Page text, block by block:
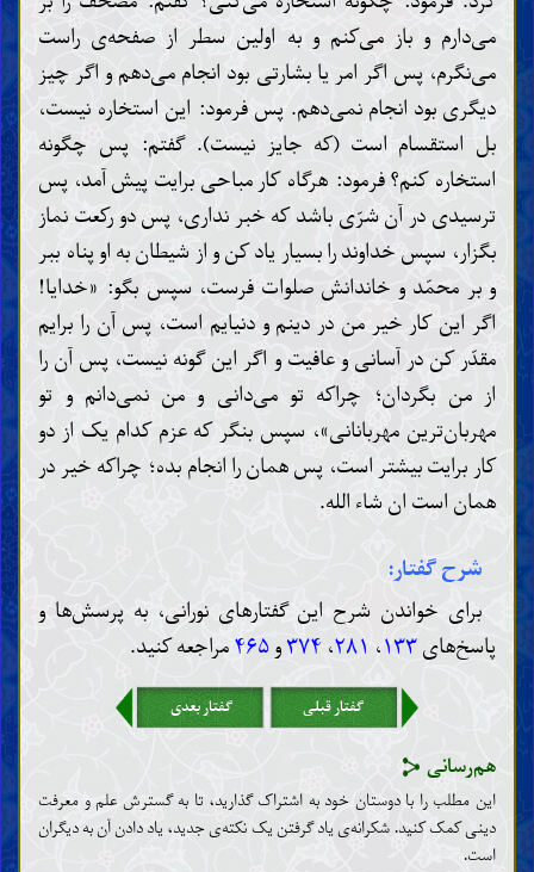
می‌دارم و باز می‌کنم و به اولین سطر از صفحه‌ی راست
می‌نگرم، پس اگر امر یا بشارتی بود انجام می‌دهم و اگر چیز
دیگری بود انجام نمی‌دهم. پس فرمود: این استخاره نیست،
بل استقسام است (که جایز نیست). گفتم: پس چگونه
استخاره کنم؟ فرمود: هرگاه کار مباحی برایت پیش آمد، پس
ترسیدی در آن شرّی باشد که خبر نداری، پس دو رکعت نماز
بگزار، سپس خداوند را بسیار یاد کن و از شیطان به او پناه ببر
و بر محمّد و خاندانش صلوات فرست، سپس بگو: «خدایا!
اگر این کار خیر من در دینم و دنیایم است، پس آن را برایم
مقدّر کن در آسانی و عافیت و اگر این گونه نیست، پس آن را
از من بگردان؛ چراکه تو می‌دانی و من نمی‌دانم و تو
مهربان‌ترین مهربانانی»، سپس بنگر که عزم کدام یک از دو
کار برایت بیشتر است، پس همان را انجام بده؛ چراکه خیر در
همان است ان شاء الله.
شرح گفتار:
برای خواندن شرح این گفتارهای نورانی، به پرسش‌ها و
پاسخ‌های۱۳۳، ۲۸۱، ۳۷۴و۴۶۵مراجعه کنید.
گفتار قبلی گفتار بعدی
هم‌رسانی
این مطلب را با دوستان خود به اشتراک گذارید، تا به گسترش علم و معرفت
دینی کمک کنید. شکرانه‌ی یاد گرفتن یک نکته‌ی جدید، یاد دادن آن به دیگران
است‌.
وظایف و اعمال عالمان
حجّت
کتاب خداوند
فضائل قرآن
تفسیر برخی آیات قرآن
خلیفه‌ی خداوند
ضرورت و صفات خلیفه‌ی خداوند
روایات رسیده از خلفاء خداوند
عقاید
شناخت خداوند (وجود، صفات و افعال)
شناخت خلفاء خداوند
پیامبران
پیامبر خاتم
ویژگی‌های پیامبر خاتم
یاران و همسران پیامبر خاتم
عترت و اهل بیت پیامبر خاتم
مهدی
وجود مهدی و ویژگی‌های او
منصور و نهضت زمینه‌سازی برای ظهور مهدی
نشانه‌های ظهور مهدی و فتنه‌های آخر الزّمان
شناخت ایمان و کفر
معنا، مراتب و آثار ایمان و کفر
ادیان، مذاهب و فرقه‌ها
اخلاق
ادعیه و زیارات
نصایح و مواعظ
احکام
اصول و قواعد فقه
طهارات و نجاسات